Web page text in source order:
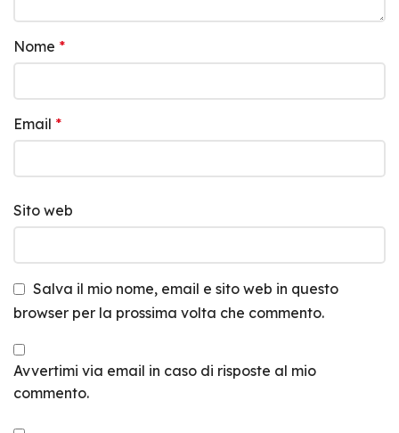
Nome *
Email *
Sito web
Salva il mio nome, email e sito web in questo
browser per la prossima volta che commento.
Avvertimi via email in caso di risposte al mio
commento.